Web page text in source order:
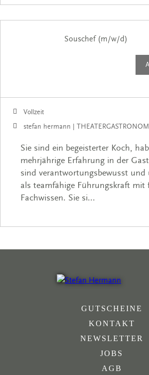
Souschef (m/w/d)
Vollzeit
stefan hermann |
Sie sind ein begeisterter Koch,
mehrjährige Erfahrung in der
sind verantwortungsbewusst und
als teamfähige Führungskraft mit
Fachwissen. Sie si...
GUTSCHEINE
KONTAKT
NEWSLETTER
JOBS
AGB